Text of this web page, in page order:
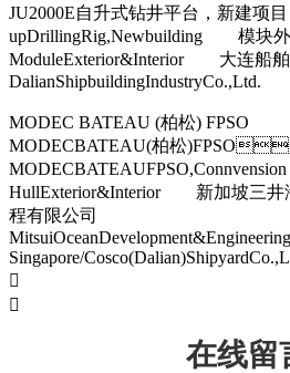
JU2000E自升式钻井平台，新建
upDrillingRig,Newbuilding 模
ModuleExterior&Interior 大连船
DalianShipbuildingIndustryCo.,Ltd.
MODEC BATEAU (柏松) FPSO
MODECBATEAU(柏松
HullExterior&Interior 新加坡三井
程有限公司
Singapore/


在线留